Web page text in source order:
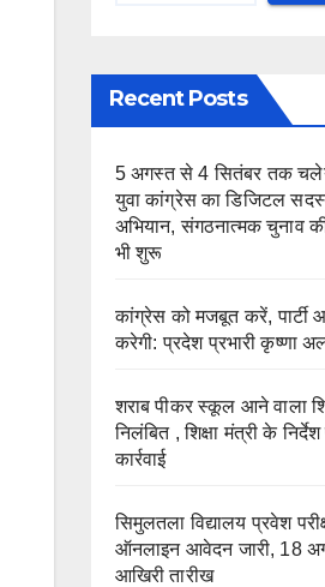
Recent Posts
5 अगस्त से 4 सितंबर तक
युवा कांग्रेस का डिजिटल
अभियान, संगठनात्मक चुनाव
भी शुरू
कांग्रेस को मजबूत करें, पार्टी
करेगी: प्रदेश प्रभारी कृष्णा
शराब पीकर स्कूल आने वाला
निलंबित , शिक्षा मंत्री के
कार्रवाई
सिमुलतला विद्यालय प्रवेश
ऑनलाइन आवेदन जारी, 18
आखिरी तारीख